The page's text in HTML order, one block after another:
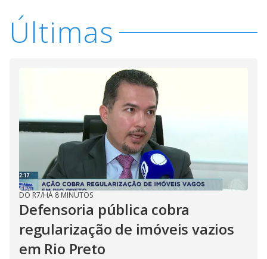
Últimas
DO R7/HÁ 8 MINUTOS
Defensoria pública cobra
regularização de imóveis vazios
em Rio Preto